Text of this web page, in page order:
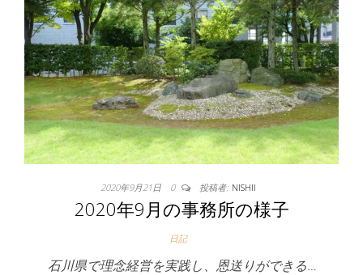
2020年9月21日 0 投稿者: NISHII
2020年9月の事務所の様子
日記
石川県で理念経営を実践し、恩送りができる…